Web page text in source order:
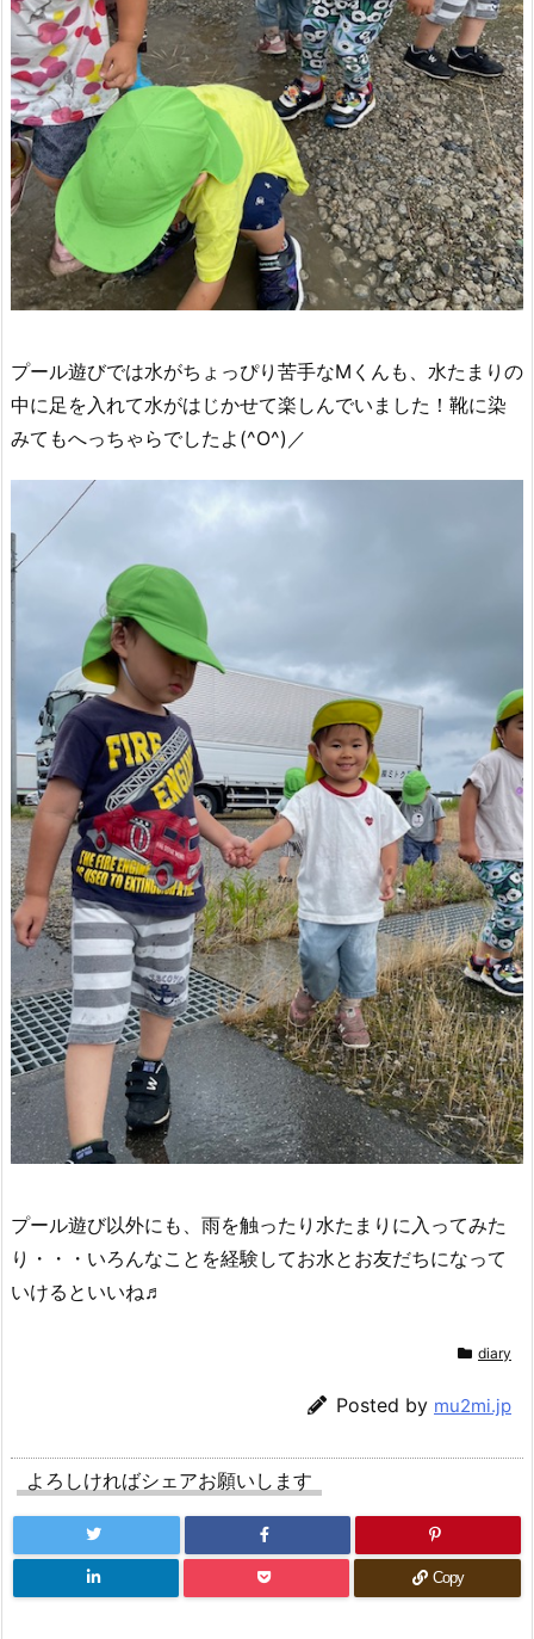
プール遊びでは水がちょっぴり苦手なMくんも、水たまりの
中に足を入れて水がはじかせて楽しんでいました！靴に染
みてもへっちゃらでしたよ(^O^)／
プール遊び以外にも、雨を触ったり水たまりに入ってみた
り・・・いろんなことを経験してお水とお友だちになって
いけるといいね♬
diary
Posted by mu2mi.jp
よろしければシェアお願いします
Copy